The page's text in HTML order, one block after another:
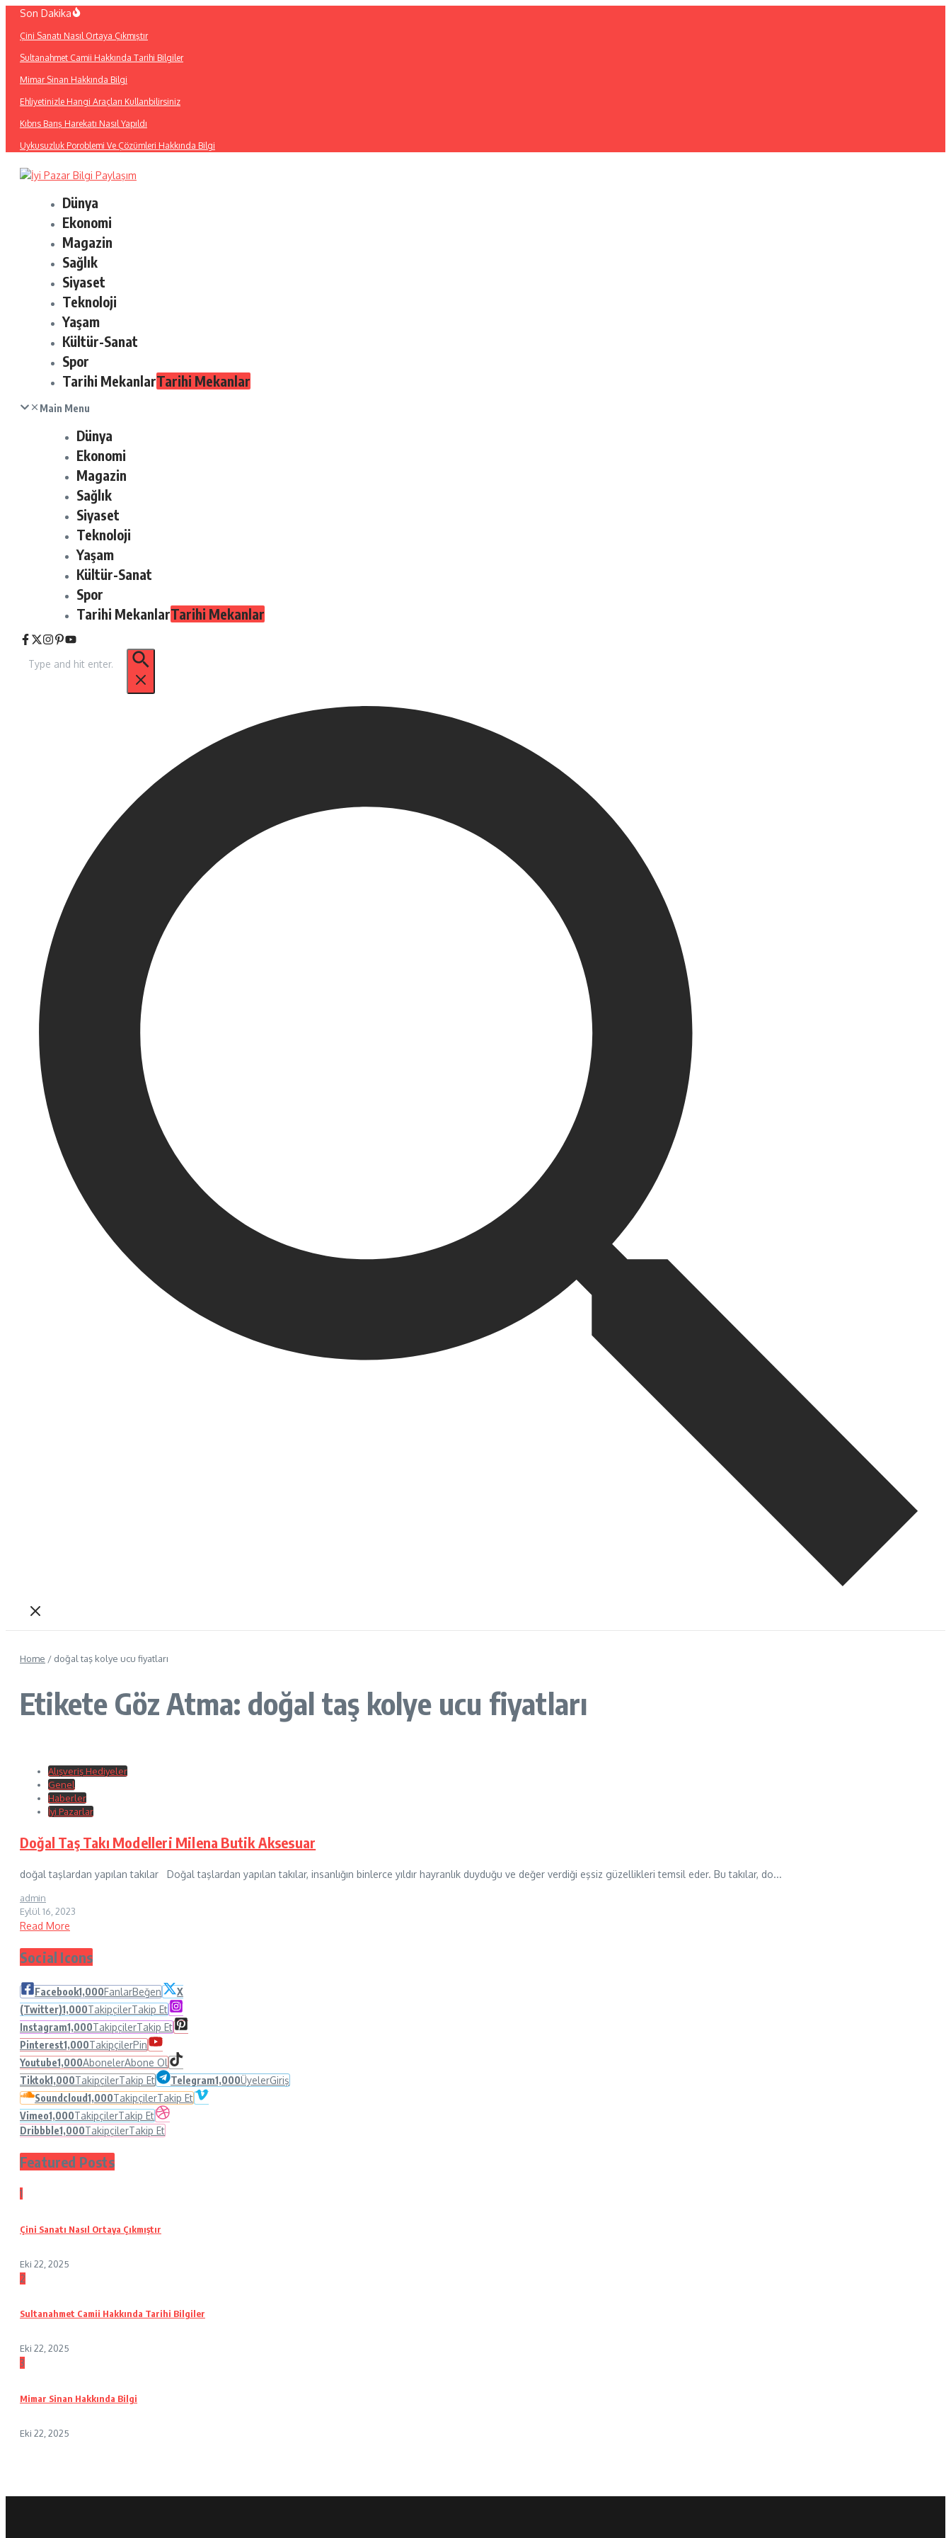
İçeriğe
Son Dakika
Çini Sanatı Nasıl Ortaya Çıkmıştır
Sultanahmet Camii Hakkında Tarihi Bilgiler
Mimar Sinan Hakkında Bilgi
Ehliyetinizle Hangi Araçları Kullanbilirsiniz
Kıbrıs Barış Harekatı Nasıl Yapıldı
Uykusuzluk Poroblemi Ve Çözümleri Hakkında Bilgi
Dünya
Ekonomi
Magazin
Sağlık
Siyaset
Teknoloji
Yaşam
Kültür-Sanat
Spor
Tarihi MekanlarTarihi Mekanlar
Main Menu
Dünya
Ekonomi
Magazin
Sağlık
Siyaset
Teknoloji
Yaşam
Kültür-Sanat
Spor
Tarihi MekanlarTarihi Mekanlar
Home / doğal taş kolye ucu fiyatları
Etikete Göz Atma: doğal taş kolye ucu fiyatları
Alışveriş Hediyeler
Genel
Haberler
İyi Pazarlar
Doğal Taş Takı Modelleri Milena Butik Aksesuar
doğal taşlardan yapılan takılar Doğal taşlardan yapılan takılar, insanlığın binlerce yıldır hayranlık duyduğu ve değer verdiği eşsiz güzellikleri temsil eder. Bu takılar, do...
admin
Eylül 16, 2023
Read More
Social Icons
Facebook1,000FanlarBeğen
X
(Twitter)1,000TakipçilerTakip Et
Instagram1,000TakipçilerTakip Et
Pinterest1,000TakipçilerPin
Youtube1,000AbonelerAbone Ol
Tiktok1,000TakipçilerTakip Et Telegram1,000ÜyelerGiriş
Soundcloud1,000TakipçilerTakip Et
Vimeo1,000TakipçilerTakip Et
Dribbble1,000TakipçilerTakip Et
Featured Posts
1
Çini Sanatı Nasıl Ortaya Çıkmıştır
Eki 22, 2025
2
Sultanahmet Camii Hakkında Tarihi Bilgiler
Eki 22, 2025
3
Mimar Sinan Hakkında Bilgi
Eki 22, 2025